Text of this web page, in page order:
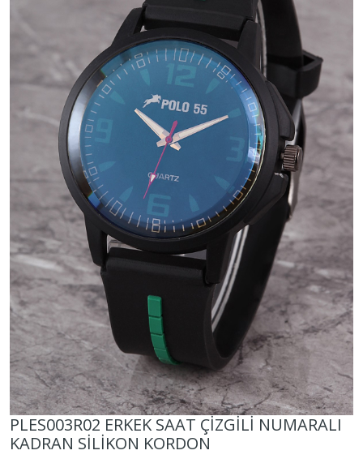
PLES003R02 ERKEK SAAT ÇİZGİLİ NUMARALI
KADRAN SİLİKON KORDON